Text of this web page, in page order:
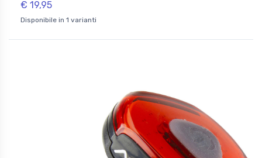
€ 19,95
Disponibile in 1 varianti